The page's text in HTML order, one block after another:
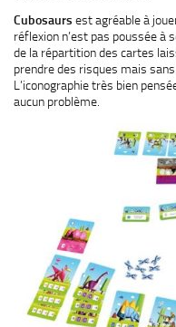
Cubosaurs est agréable à
réflexion n’est pas poussée à
de la répartition des cartes
prendre des risques mais
L’iconographie très bien
aucun problème.